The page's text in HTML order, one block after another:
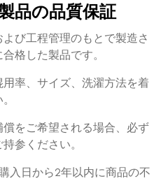
品の品質保証
び工程管理のもとで製造さ
格した製品です。
率、サイズ、洗濯方法を着
をご希望される場合、必ず
参ください。
入日から2年以内に商品の不